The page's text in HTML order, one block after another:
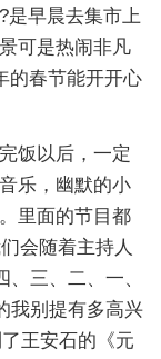
是早晨去集市上
可是热闹非凡
的春节能开开心
饭以后，一定
乐，幽默的小
里面的节目都
会随着主持人
三、二、一、
我别提有多高兴
王安石的《元